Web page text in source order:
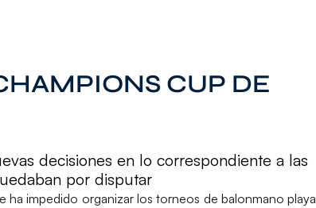
CUP DE
decisiones en lo correspondiente a las
por disputar
ha impedido organizar los torneos de balonmano playa